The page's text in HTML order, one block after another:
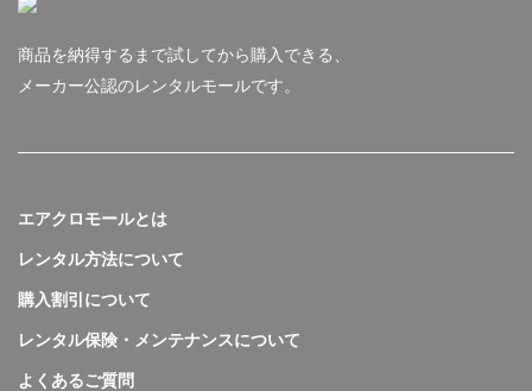
商品を納得するまで試してから購入できる、
メーカー公認のレンタルモールです。
エアクロモールとは
レンタル方法について
購入割引について
レンタル保険・メンテナンスについて
よくあるご質問